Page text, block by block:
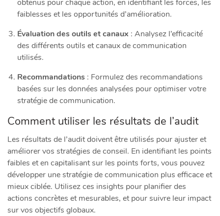
obtenus pour chaque action, en identifiant les forces, les
faiblesses et les opportunités d’amélioration.
Évaluation des outils et canaux : Analysez l’efficacité
des différents outils et canaux de communication
utilisés.
Recommandations : Formulez des recommandations
basées sur les données analysées pour optimiser votre
stratégie de communication.
Comment utiliser les résultats de l’audit
Les résultats de l’audit doivent être utilisés pour ajuster et
améliorer vos stratégies de conseil. En identifiant les points
faibles et en capitalisant sur les points forts, vous pouvez
développer une stratégie de communication plus efficace et
mieux ciblée. Utilisez ces insights pour planifier des
actions concrètes et mesurables, et pour suivre leur impact
sur vos objectifs globaux.